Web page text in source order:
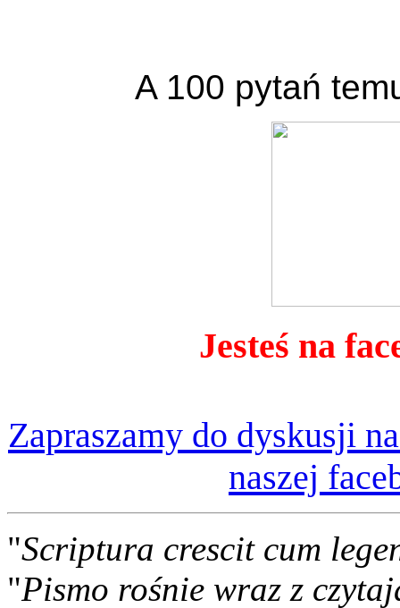
A 100 pytań
Jesteś na
Zapraszamy do dyskusji
naszej
"Scriptura crescit cum
"Pismo rośnie wraz z